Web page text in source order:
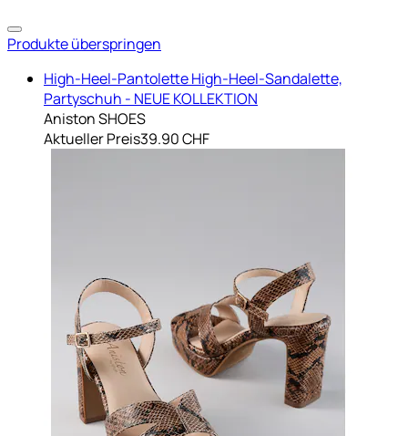
Produkte überspringen
High-Heel-Pantolette High-Heel-Sandalette,
Partyschuh - NEUE KOLLEKTION
Aniston SHOES
Aktueller Preis39.90 CHF